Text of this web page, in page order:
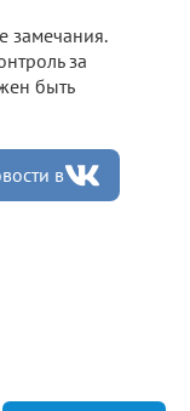
замечания.
за
быть
в